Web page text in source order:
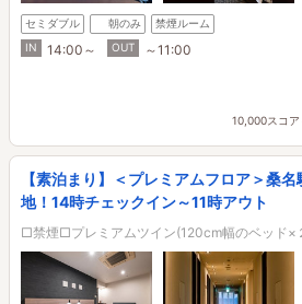
セミダブル 朝のみ
禁煙ルーム
IN
14:00～ OUT ～11:00
10,000スコア
【素泊まり】＜プレミアムフロア＞桑
地！14時チェックイン～11時アウト
□禁煙□プレミアムツイン(120cm幅のベッド×